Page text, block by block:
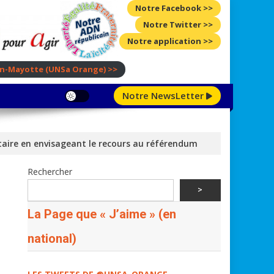
Notre Facebook >>
Notre Twitter >>
Notre application >>
Mayotte (UNSa Orange) >>
Notre NewsLetter
en envisageant le recours au référendum
Rechercher
>
La Page que « J’aime » (en
national)